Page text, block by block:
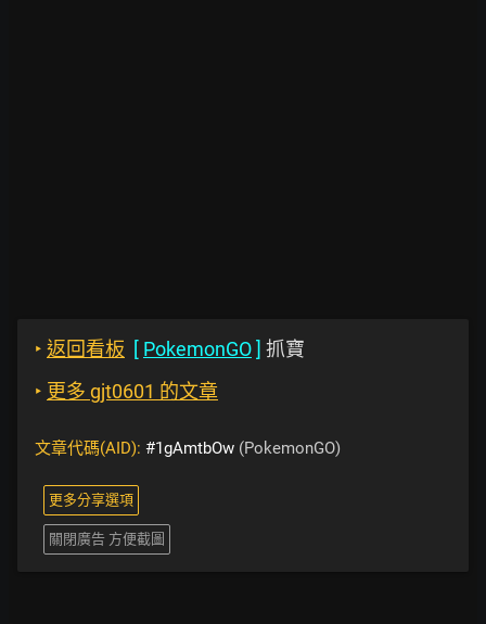
‣ 返回看板 [ PokemonGO] 抓寶
‣ 更多 gjt0601 的文章
文章代碼(AID): #1gAmtbOw (PokemonGO)
更多分享選項
關閉廣告 方便截圖